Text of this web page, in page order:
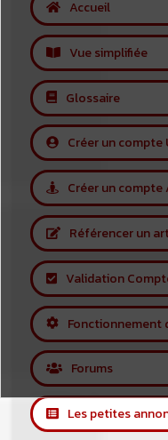
Accueil
Vue simplifiée
Glossaire
Créer un
Créer un
Référencer un
Validation
Fonctionnement
Forums
Les petites